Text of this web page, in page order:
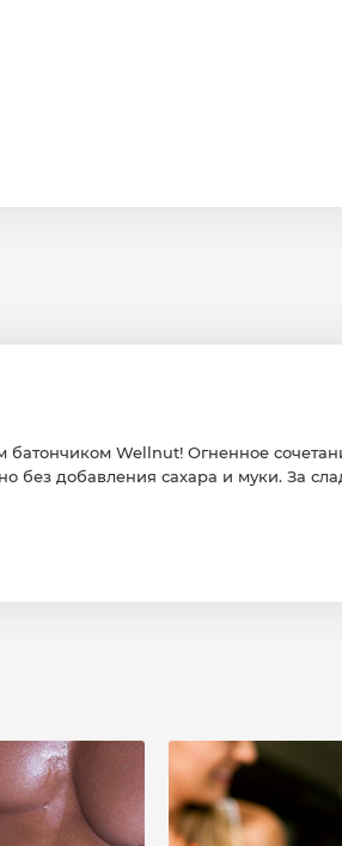
батончиком Wellnut! Огненное
без добавления сахара и муки. За